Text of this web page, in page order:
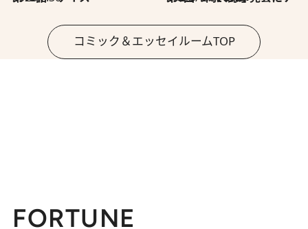
コミック＆エッセイルームTOP
FORTUNE